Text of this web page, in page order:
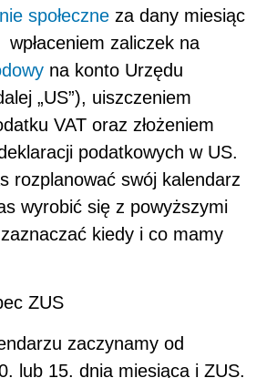
społeczne za dany miesiąc
wpłaceniem zaliczek na
na konto Urzędu
„US”), uiszczeniem
VAT oraz złożeniem
podatkowych w US.
rozplanować swój kalendarz
wyrobić się z powyższymi
kiedy i co mamy
ZUS
zaczynamy od
lub 15. dnia miesiąca i ZUS.